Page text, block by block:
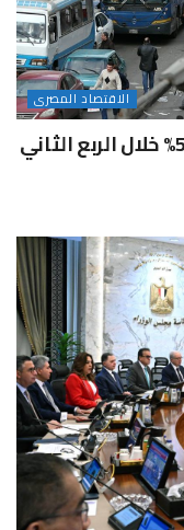
الاقتصاد المصرى
تراجع معدل البطالة في مصر إلى 5.8% خلال الربع الثاني